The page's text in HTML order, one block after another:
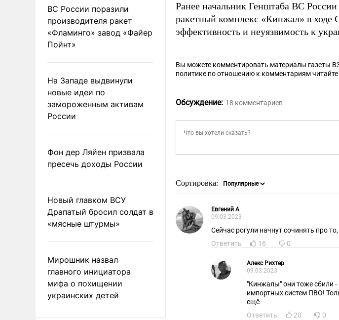
ВС России поразили
производителя ракет
«Фламинго» завод «Файер
Пойнт»
На Западе выдвинули
новые идеи по
замороженным активам
России
Фон дер Ляйен призвала
пресечь доходы России
Новый главком ВСУ
Драпатый бросил солдат в
«мясные штурмы»
Мирошник назвал
главного инициатора
мифа о похищении
украинских детей
Ранее начальник Генштаба ВС России
ракетный комплекс «Кинжал» в ходе
эффективность и неуязвимость к
Вы можете комментировать материалы газеты
политике по отношению к комментариям читайте
Обсуждение: 18 комментариев
Сортировка:
Евгений А
09.03.2023
Сейчас рогули начнут сочинять про
Ответить
16 0
Алекс Рихтер
09.03.2023
"Кинжалы" они тоже сбили
импортных систем ПВО! Только они сами пока об этом не знают - методичка не пришла
ещё
Ответить
20 0